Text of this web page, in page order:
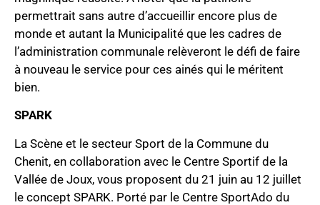
permettrait sans autre d’accueillir encore plus de
monde et autant la Municipalité que les cadres de
l’administration communale relèveront le défi de faire
à nouveau le service pour ces ainés qui le méritent
bien.
SPARK
La Scène et le secteur Sport de la Commune du
Chenit, en collaboration avec le Centre Sportif de la
Vallée de Joux, vous proposent du 21 juin au 12 juillet
le concept SPARK. Porté par le Centre SportAdo du